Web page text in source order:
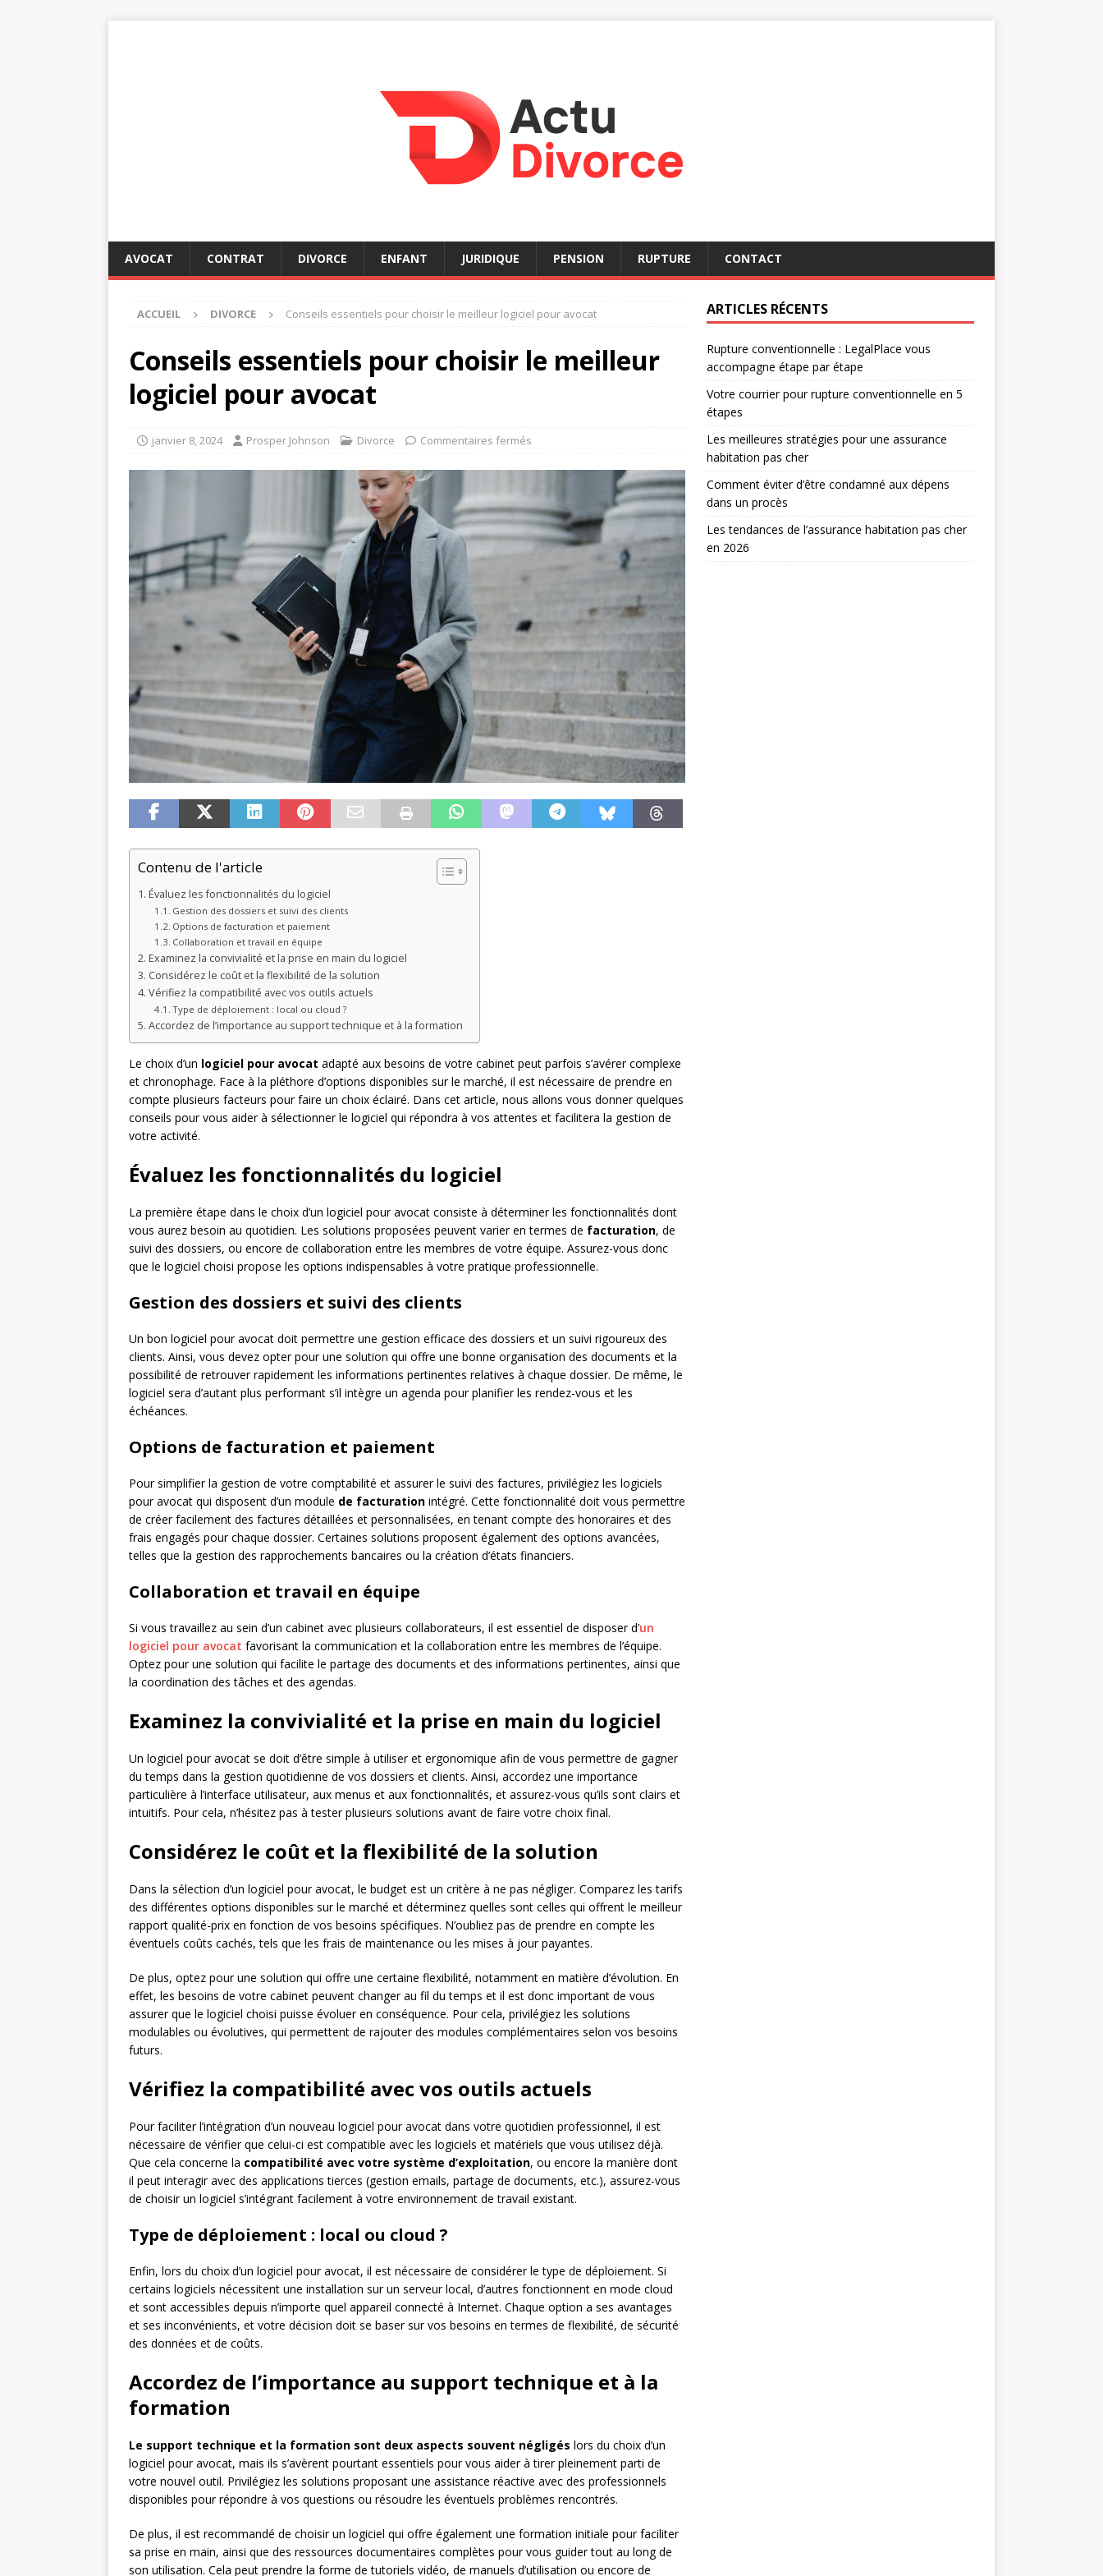
AVOCAT CONTRAT DIVORCE ENFANT JURIDIQUE PENSION RUPTURE CONTACT
ACCUEIL DIVORCE Conseils essentiels pour choisir le meilleur logiciel pour avocat
Conseils essentiels pour choisir le meilleur
logiciel pour avocat
janvier 8, 2024 Prosper Johnson Divorce Commentaires fermés
Contenu de l'article
Évaluez les fonctionnalités du logiciel
Gestion des dossiers et suivi des clients
Options de facturation et paiement
Collaboration et travail en équipe
Examinez la convivialité et la prise en main du logiciel
Considérez le coût et la flexibilité de la solution
Vérifiez la compatibilité avec vos outils actuels
Type de déploiement : local ou cloud ?
Accordez de l’importance au support technique et à la formation
Le choix d’un logiciel pour avocat adapté aux besoins de votre cabinet peut parfois s’avérer complexe
et chronophage. Face à la pléthore d’options disponibles sur le marché, il est nécessaire de prendre en
compte plusieurs facteurs pour faire un choix éclairé. Dans cet article, nous allons vous donner quelques
conseils pour vous aider à sélectionner le logiciel qui répondra à vos attentes et facilitera la gestion de
votre activité.
Évaluez les fonctionnalités du logiciel
La première étape dans le choix d’un logiciel pour avocat consiste à déterminer les fonctionnalités dont
vous aurez besoin au quotidien. Les solutions proposées peuvent varier en termes de facturation, de
suivi des dossiers, ou encore de collaboration entre les membres de votre équipe. Assurez-vous donc
que le logiciel choisi propose les options indispensables à votre pratique professionnelle.
Gestion des dossiers et suivi des clients
Un bon logiciel pour avocat doit permettre une gestion efficace des dossiers et un suivi rigoureux des
clients. Ainsi, vous devez opter pour une solution qui offre une bonne organisation des documents et la
possibilité de retrouver rapidement les informations pertinentes relatives à chaque dossier. De même, le
logiciel sera d’autant plus performant s’il intègre un agenda pour planifier les rendez-vous et les
échéances.
Options de facturation et paiement
Pour simplifier la gestion de votre comptabilité et assurer le suivi des factures, privilégiez les logiciels
pour avocat qui disposent d’un module de facturation intégré. Cette fonctionnalité doit vous permettre
de créer facilement des factures détaillées et personnalisées, en tenant compte des honoraires et des
frais engagés pour chaque dossier. Certaines solutions proposent également des options avancées,
telles que la gestion des rapprochements bancaires ou la création d’états financiers.
Collaboration et travail en équipe
Si vous travaillez au sein d’un cabinet avec plusieurs collaborateurs, il est essentiel de disposer d’un
logiciel pour avocat favorisant la communication et la collaboration entre les membres de l’équipe.
Optez pour une solution qui facilite le partage des documents et des informations pertinentes, ainsi que
la coordination des tâches et des agendas.
Examinez la convivialité et la prise en main du logiciel
Un logiciel pour avocat se doit d’être simple à utiliser et ergonomique afin de vous permettre de gagner
du temps dans la gestion quotidienne de vos dossiers et clients. Ainsi, accordez une importance
particulière à l’interface utilisateur, aux menus et aux fonctionnalités, et assurez-vous qu’ils sont clairs et
intuitifs. Pour cela, n’hésitez pas à tester plusieurs solutions avant de faire votre choix final.
Considérez le coût et la flexibilité de la solution
Dans la sélection d’un logiciel pour avocat, le budget est un critère à ne pas négliger. Comparez les tarifs
des différentes options disponibles sur le marché et déterminez quelles sont celles qui offrent le meilleur
rapport qualité-prix en fonction de vos besoins spécifiques. N’oubliez pas de prendre en compte les
éventuels coûts cachés, tels que les frais de maintenance ou les mises à jour payantes.
De plus, optez pour une solution qui offre une certaine flexibilité, notamment en matière d’évolution. En
effet, les besoins de votre cabinet peuvent changer au fil du temps et il est donc important de vous
assurer que le logiciel choisi puisse évoluer en conséquence. Pour cela, privilégiez les solutions
modulables ou évolutives, qui permettent de rajouter des modules complémentaires selon vos besoins
futurs.
Vérifiez la compatibilité avec vos outils actuels
Pour faciliter l’intégration d’un nouveau logiciel pour avocat dans votre quotidien professionnel, il est
nécessaire de vérifier que celui-ci est compatible avec les logiciels et matériels que vous utilisez déjà.
Que cela concerne la compatibilité avec votre système d’exploitation, ou encore la manière dont
il peut interagir avec des applications tierces (gestion emails, partage de documents, etc.), assurez-vous
de choisir un logiciel s’intégrant facilement à votre environnement de travail existant.
Type de déploiement : local ou cloud ?
Enfin, lors du choix d’un logiciel pour avocat, il est nécessaire de considérer le type de déploiement. Si
certains logiciels nécessitent une installation sur un serveur local, d’autres fonctionnent en mode cloud
et sont accessibles depuis n’importe quel appareil connecté à Internet. Chaque option a ses avantages
et ses inconvénients, et votre décision doit se baser sur vos besoins en termes de flexibilité, de sécurité
des données et de coûts.
Accordez de l’importance au support technique et à la
formation
Le support technique et la formation sont deux aspects souvent négligés lors du choix d’un
logiciel pour avocat, mais ils s’avèrent pourtant essentiels pour vous aider à tirer pleinement parti de
votre nouvel outil. Privilégiez les solutions proposant une assistance réactive avec des professionnels
disponibles pour répondre à vos questions ou résoudre les éventuels problèmes rencontrés.
De plus, il est recommandé de choisir un logiciel qui offre également une formation initiale pour faciliter
sa prise en main, ainsi que des ressources documentaires complètes pour vous guider tout au long de
son utilisation. Cela peut prendre la forme de tutoriels vidéo, de manuels d’utilisation ou encore de
ARTICLES RÉCENTS
Rupture conventionnelle : LegalPlace vous
accompagne étape par étape
Votre courrier pour rupture conventionnelle en 5
étapes
Les meilleures stratégies pour une assurance
habitation pas cher
Comment éviter d’être condamné aux dépens
dans un procès
Les tendances de l’assurance habitation pas cher
en 2026